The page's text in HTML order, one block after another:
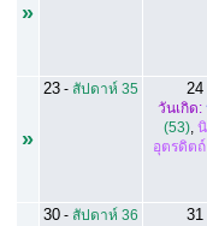
»
»
23 - สัปดาห์ 35 24
วันเกิด:
(53),
อุตรดิตถ์
30 - สัปดาห์ 36
31